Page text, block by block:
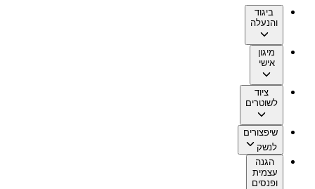
ביגוד
והנעלה
מיגון
אישי
ציוד
לשוטרים
שיפצורים
לנשק
הגנה
עצמית
ופנסים